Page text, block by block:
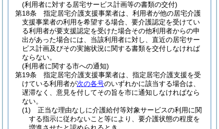
(利用者に対する居宅サービス計画等の書類の交付)
第18条
指定居宅介護支援事業者は、利用者が他の居宅介護
支援事業者の利用を希望する場合、要介護認定を受けてい
る利用者が要支援認定を受けた場合その他利用者からの申
出があった場合には、当該利用者に対し、直近の居宅サー
ビス計画及びその実施状況に関する書類を交付しなければ
ならない。
(利用者に関する市への通知)
第19条
指定居宅介護支援事業者は、指定居宅介護支援を受
けている利用者が次の各号のいずれかに該当する場合は、
遅滞なく、意見を付してその旨を市に通知しなければなら
ない。
(1)
正当な理由なしに介護給付等対象サービスの利用に関
する指示に従わないこと等により、要介護状態の程度を